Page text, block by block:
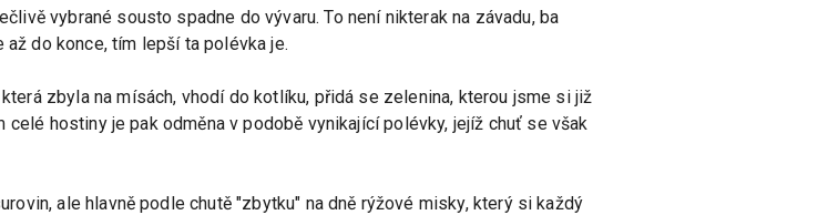
vybrané sousto spadne do vývaru. To není nikterak na závadu, ba
do konce, tím lepší ta polévka je.
zbyla na mísách, vhodí do kotlíku, přidá se zelenina, kterou jsme si již
hostiny je pak odměna v podobě vynikající polévky, jejíž chuť se však
ale hlavně podle chutě "zbytku" na dně rýžové misky, který si každý